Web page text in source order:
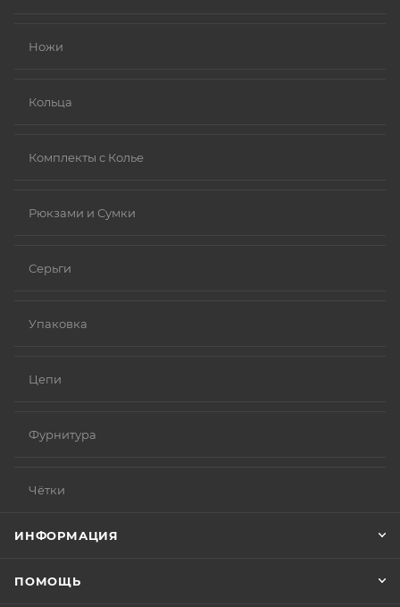
Ножи
Кольца
Комплекты с Колье
Рюкзами и Сумки
Серьги
Упаковка
Цепи
Фурнитура
Чётки
ИНФОРМАЦИЯ
ПОМОЩЬ